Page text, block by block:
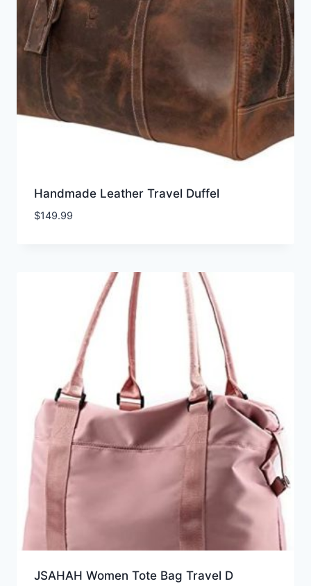
Handmade Leather Travel Duffel
$149.99
JSAHAH Women Tote Bag Travel D